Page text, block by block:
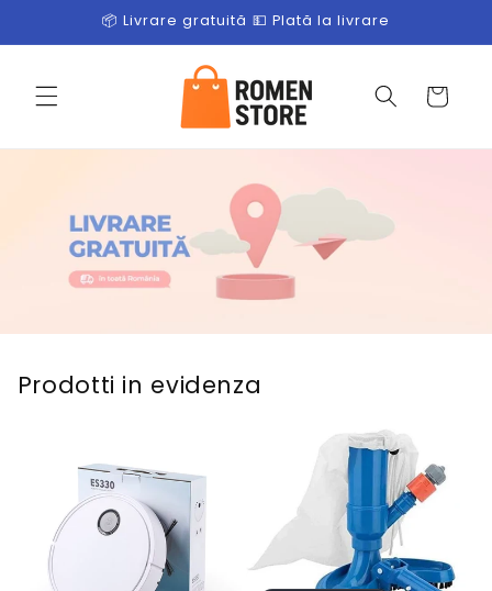
conținut
📦 Livrare gratuită 💵 Plată la livrare
Coș
Prodotti in evidenza